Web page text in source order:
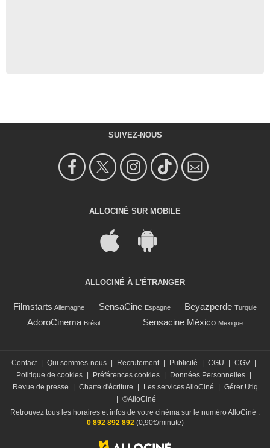
SUIVEZ-NOUS
ALLOCINÉ SUR MOBILE
ALLOCINÉ À L'ÉTRANGER
Filmstarts Allemagne SensaCine Espagne Beyazperde Turquie
AdoroCinema Brésil Sensacine México Mexique
Contact Qui sommes-nous Recrutement Publicité CGU CGV
Politique de cookies
Préférences cookies Données Personnelles
Revue de presse
Charte d'écriture Les services AlloCiné
Gérer Utiq
©AlloCiné
Retrouvez tous les horaires et infos de votre cinéma sur le numéro AlloCiné :
0 892 892 892(0,90€/minute)